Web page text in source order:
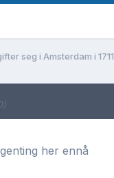
seg i Amsterdam i
her ennå